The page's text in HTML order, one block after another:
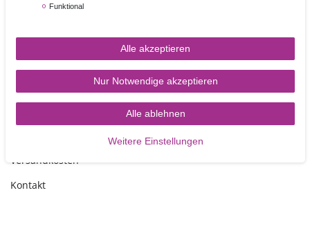
TORTEN-KRAM
Versandkosten
Kontakt
Funktional
Alle akzeptieren
Nur Notwendige akzeptieren
Alle ablehnen
Weitere Einstellungen